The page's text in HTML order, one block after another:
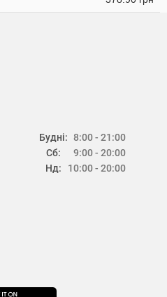
Будні:
Сб:
Нд:
8:00 - 21:00
9:00 - 20:00
10:00 - 20:00